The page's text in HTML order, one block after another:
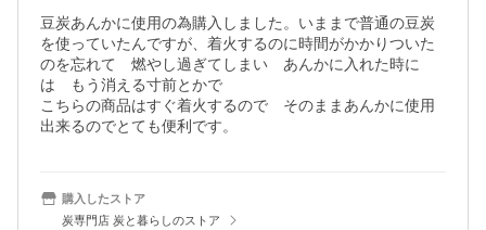
豆炭あんかに使用の為購入しました。いままで普通の豆炭
を使っていたんですが、着火するのに時間がかかりついた
のを忘れて　燃やし過ぎてしまい　あんかに入れた時に
は　もう消える寸前とかで
こちらの商品はすぐ着火するので　そのままあんかに使用
出来るのでとても便利です。
購入したストア
炭専門店 炭と暮らしのストア